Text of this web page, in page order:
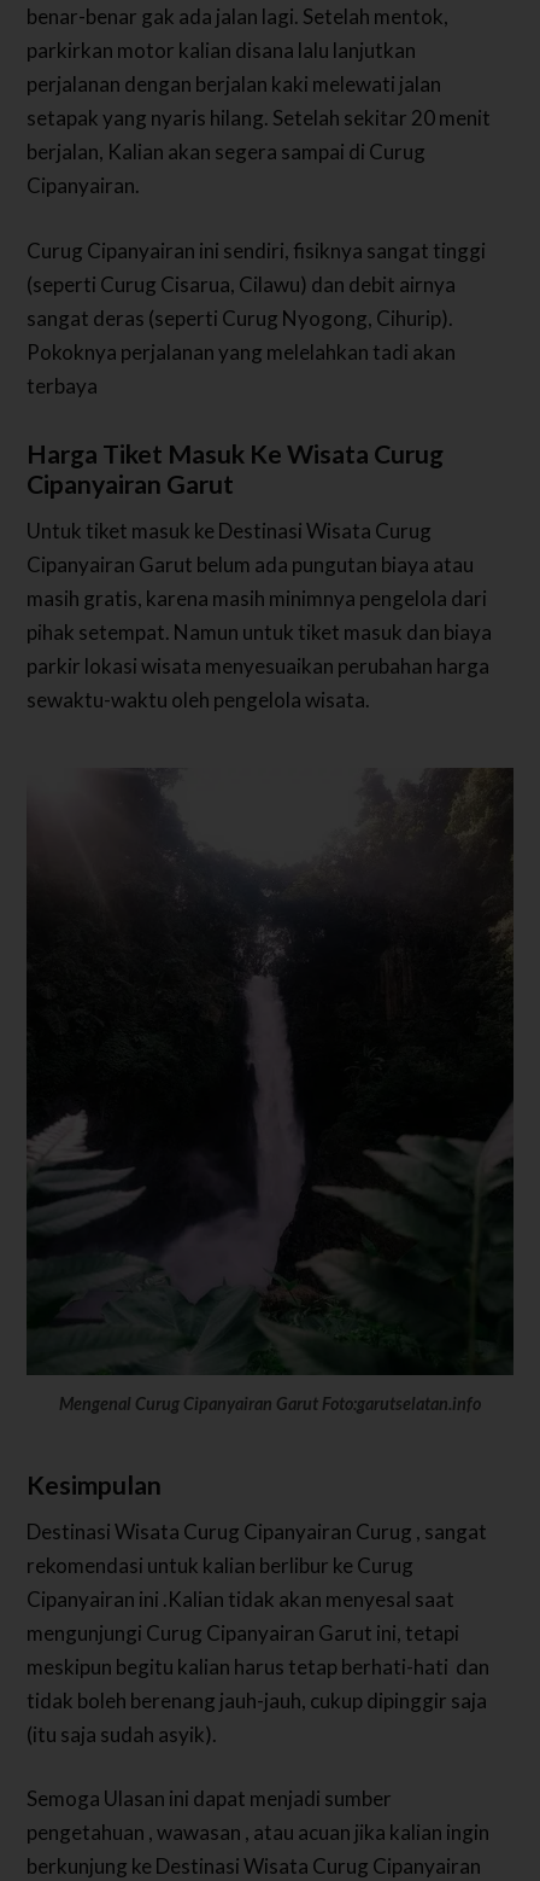
benar-benar gak ada jalan lagi. Setelah mentok,
parkirkan motor kalian disana lalu lanjutkan
perjalanan dengan berjalan kaki melewati jalan
setapak yang nyaris hilang. Setelah sekitar 20 menit
berjalan, Kalian akan segera sampai di Curug
Cipanyairan.
Curug Cipanyairan ini sendiri, fisiknya sangat tinggi
(seperti Curug Cisarua, Cilawu) dan debit airnya
sangat deras (seperti Curug Nyogong, Cihurip).
Pokoknya perjalanan yang melelahkan tadi akan
terbaya
Harga Tiket Masuk Ke Wisata Curug
Cipanyairan Garut
Untuk tiket masuk ke Destinasi Wisata Curug
Cipanyairan Garut belum ada pungutan biaya atau
masih gratis, karena masih minimnya pengelola dari
pihak setempat. Namun untuk tiket masuk dan biaya
parkir lokasi wisata menyesuaikan perubahan harga
sewaktu-waktu oleh pengelola wisata.
Mengenal Curug Cipanyairan Garut Foto:garutselatan.info
Kesimpulan
Destinasi Wisata Curug Cipanyairan Curug , sangat
rekomendasi untuk kalian berlibur ke Curug
Cipanyairan ini .Kalian tidak akan menyesal saat
mengunjungi Curug Cipanyairan Garut ini, tetapi
meskipun begitu kalian harus tetap berhati-hati dan
tidak boleh berenang jauh-jauh, cukup dipinggir saja
(itu saja sudah asyik).
Semoga Ulasan ini dapat menjadi sumber
pengetahuan , wawasan , atau acuan jika kalian ingin
berkunjung ke Destinasi Wisata Curug Cipanyairan